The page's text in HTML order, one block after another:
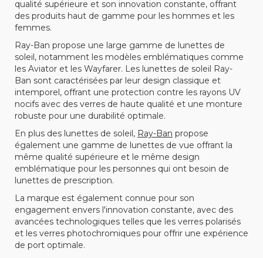
qualité supérieure et son innovation constante, offrant
des produits haut de gamme pour les hommes et les
femmes.
Ray-Ban propose une large gamme de lunettes de
soleil, notamment les modèles emblématiques comme
les Aviator et les Wayfarer. Les lunettes de soleil Ray-
Ban sont caractérisées par leur design classique et
intemporel, offrant une protection contre les rayons UV
nocifs avec des verres de haute qualité et une monture
robuste pour une durabilité optimale.
En plus des lunettes de soleil, Ray-Ban propose
également une gamme de lunettes de vue offrant la
même qualité supérieure et le même design
emblématique pour les personnes qui ont besoin de
lunettes de prescription.
La marque est également connue pour son
engagement envers l'innovation constante, avec des
avancées technologiques telles que les verres polarisés
et les verres photochromiques pour offrir une expérience
de port optimale.